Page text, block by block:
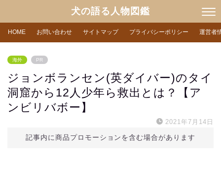
犬の語る人物図鑑
HOME お問い合わせ サイトマップ プライバシーポリシー 運営者
海外 PR
ジョンボランセン(英ダイバー)のタイ
洞窟から12人少年ら救出とは？【ア
ンビリバボー】
2021年7月14日
記事内に商品プロモーションを含む場合があります